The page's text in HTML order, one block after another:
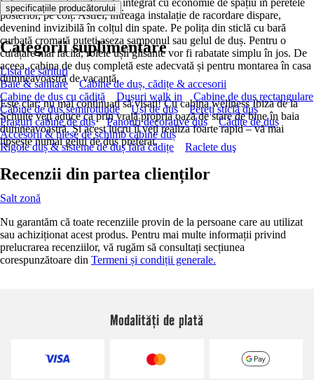
baterie monocomandă, este integrat cu economie de spațiu în peretele
posterior, pe colț. Astfel, întreaga instalație de racordare dispare,
devenind invizibilă în colțul din spate. Pe polița din sticlă cu bară
curbată cromată puteți așeza șamponul sau gelul de duș. Pentru o
curățare mai facilă, rolele ușii glisante vor fi rabatate simplu în jos. De
aceea, cabina de duș completă este adecvată și pentru montarea în casa
dumneavoastră de vacanță.
Este clar: nu mai continuați să visați! Cu cabina wellness Ibiza de la
Schulte veți aduce ca prin vrajă propria oază de stare de bine în baia
dumneavoastră. Și acest lucru îl veți realiza foarte rapid – vă mai
lipsește numai gelul de duș preferat.
specificațiile producătorului .
Categorii suplimentare
Lista de sărituri
Baie & sanitare
Cabine de duș, cădițe & accesorii
Cabine de duș cu cădiță
Dușuri walk in
Cabine de duș rectangulare
Cabine de duș semirotunde
Uși de duș
Pereți sticlă duș
Praguri cabine de duș
Panouri decorative duș
Cădițe de duș
Accesorii & piese de schimb cabine duș
Rigole duș & sisteme de duș fără cădițe
Raclete duş
Recenzii din partea clienților
Salt zonă
Nu garantăm că toate recenziile provin de la persoane care au utilizat
sau achiziționat acest produs. Pentru mai multe informații privind
prelucrarea recenziilor, vă rugăm să consultați secțiunea
corespunzătoare din Termeni și condiții generale.
Modalități de plată